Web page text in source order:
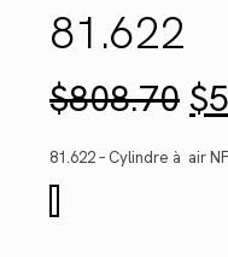
81.622
$808.70 Le
$
81.622 – Cylindre à air
de